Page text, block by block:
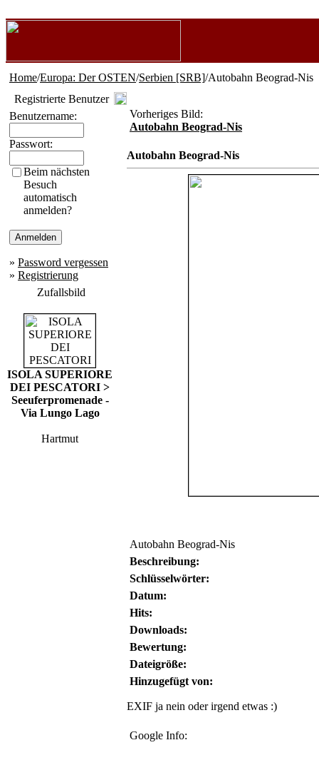
Home/Europa: Der OSTEN/Serbien [SRB]/Autobahn Beograd-Nis
Registrierte Benutzer
Benutzername:
Passwort:
Beim nächsten
Besuch
automatisch
anmelden?
» Password vergessen
» Registrierung
Zufallsbild
ISOLA SUPERIORE
DEI PESCATORI >
Seeuferpromenade -
Via Lungo Lago
Hartmut
Vorheriges Bild:
Autobahn Beograd-Nis
Autobahn Beograd-Nis
Autobahn Beograd-Nis
Beschreibung:
Schlüsselwörter:
Datum:
Hits:
Downloads:
Bewertung:
Dateigröße:
Hinzugefügt von:
EXIF ja nein oder irgend etwas :)
Google Info: